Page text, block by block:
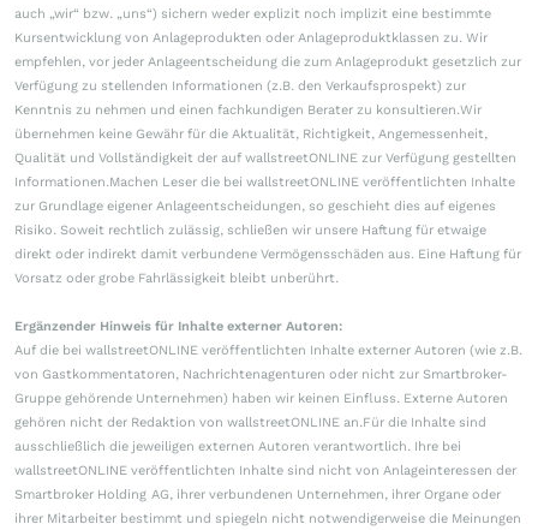
auch „wir“ bzw. „uns“) sichern weder explizit noch implizit eine bestimmte
Kursentwicklung von Anlageprodukten oder Anlageproduktklassen zu. Wir
empfehlen, vor jeder Anlageentscheidung die zum Anlageprodukt gesetzlich zur
Verfügung zu stellenden Informationen (z.B. den Verkaufsprospekt) zur
Kenntnis zu nehmen und einen fachkundigen Berater zu konsultieren.Wir
übernehmen keine Gewähr für die Aktualität, Richtigkeit, Angemessenheit,
Qualität und Vollständigkeit der auf wallstreetONLINE zur Verfügung gestellten
Informationen.Machen Leser die bei wallstreetONLINE veröffentlichten Inhalte
zur Grundlage eigener Anlageentscheidungen, so geschieht dies auf eigenes
Risiko. Soweit rechtlich zulässig, schließen wir unsere Haftung für etwaige
direkt oder indirekt damit verbundene Vermögensschäden aus. Eine Haftung für
Vorsatz oder grobe Fahrlässigkeit bleibt unberührt.
Ergänzender Hinweis für Inhalte externer Autoren:
Auf die bei wallstreetONLINE veröffentlichten Inhalte externer Autoren (wie z.B.
von Gastkommentatoren, Nachrichtenagenturen oder nicht zur Smartbroker-
Gruppe gehörende Unternehmen) haben wir keinen Einfluss. Externe Autoren
gehören nicht der Redaktion von wallstreetONLINE an.Für die Inhalte sind
ausschließlich die jeweiligen externen Autoren verantwortlich. Ihre bei
wallstreetONLINE veröffentlichten Inhalte sind nicht von Anlageinteressen der
Smartbroker Holding AG, ihrer verbundenen Unternehmen, ihrer Organe oder
ihrer Mitarbeiter bestimmt und spiegeln nicht notwendigerweise die Meinungen